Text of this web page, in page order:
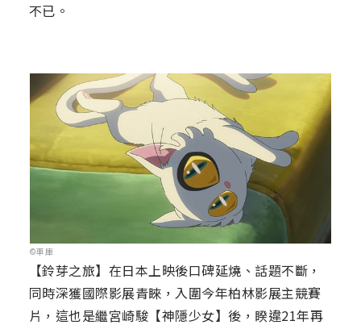
不已。
©車庫
【鈴芽之旅】在日本上映後口碑延燒、話題不斷，
同時深獲國際影展青睞，入圍今年柏林影展主競賽
片，這也是繼宮崎駿【神隱少女】後，睽違21年再